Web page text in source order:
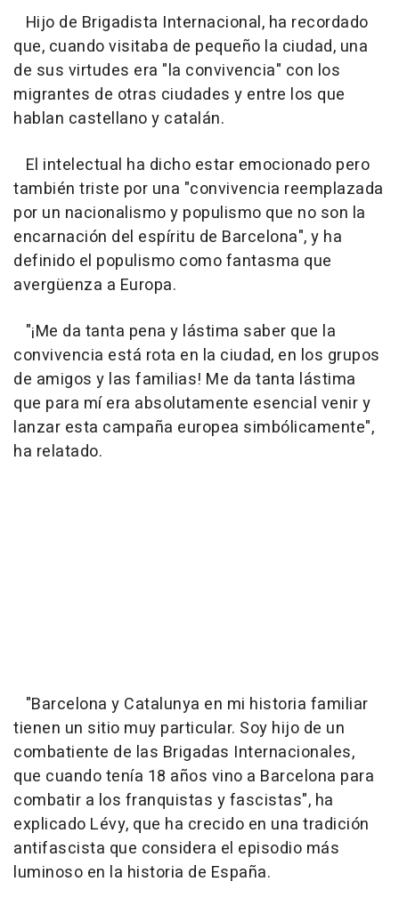
Hijo de Brigadista Internacional, ha recordado
que, cuando visitaba de pequeño la ciudad, una
de sus virtudes era "la convivencia" con los
migrantes de otras ciudades y entre los que
hablan castellano y catalán.
El intelectual ha dicho estar emocionado pero
también triste por una "convivencia reemplazada
por un nacionalismo y populismo que no son la
encarnación del espíritu de Barcelona", y ha
definido el populismo como fantasma que
avergüenza a Europa.
"¡Me da tanta pena y lástima saber que la
convivencia está rota en la ciudad, en los grupos
de amigos y las familias! Me da tanta lástima
que para mí era absolutamente esencial venir y
lanzar esta campaña europea simbólicamente",
ha relatado.
"Barcelona y Catalunya en mi historia familiar
tienen un sitio muy particular. Soy hijo de un
combatiente de las Brigadas Internacionales,
que cuando tenía 18 años vino a Barcelona para
combatir a los franquistas y fascistas", ha
explicado Lévy, que ha crecido en una tradición
antifascista que considera el episodio más
luminoso en la historia de España.